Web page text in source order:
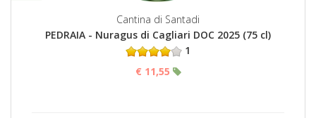
Cantina di Santadi
PEDRAIA - Nuragus di Cagliari DOC 2025 (75 cl)
1
€ 11,55